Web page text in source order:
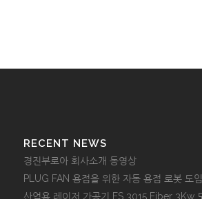
RECENT NEWS
경진부로아 회사소개 동영상
PLUG FAN 용접을 위한 자동 용접 로봇 도입
산업용 레이저 가공기 FS 3015 Fiber 3Kw